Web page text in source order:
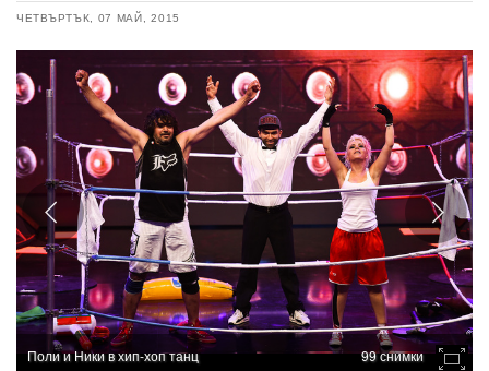
ЧЕТВЪРТЪК, 07 МАЙ, 2015
Поли и Ники в хип-хоп танц 99 снимки